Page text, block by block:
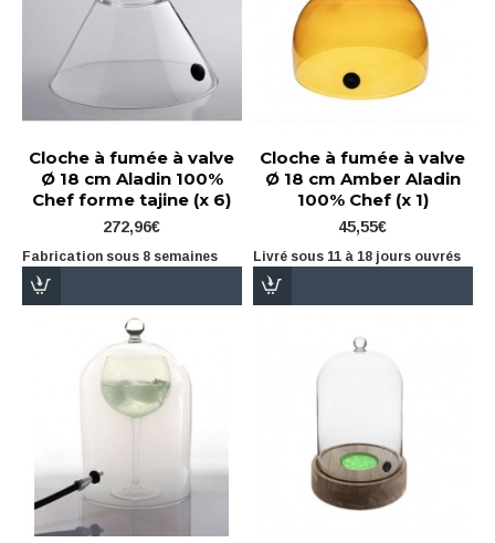
Cloche à fumée à valve
Ø 18 cm Aladin 100%
Chef forme tajine (x 6)
272,96€
Fabrication sous 8 semaines
Cloche à fumée à valve
Ø 18 cm Amber Aladin
100% Chef (x 1)
45,55€
Livré sous 11 à 18 jours ouvrés